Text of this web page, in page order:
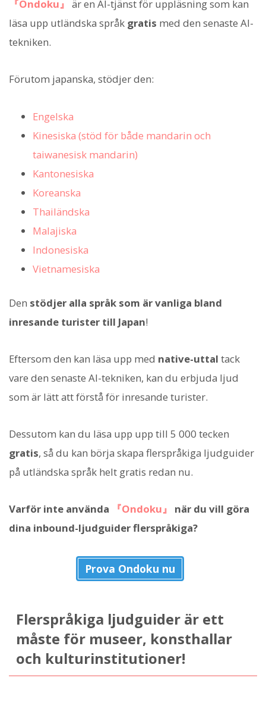
『Ondoku』 är en AI-tjänst för uppläsning som kan
läsa upp utländska språk gratis med den senaste AI-
tekniken.
Förutom japanska, stödjer den:
Engelska
Kinesiska (stöd för både mandarin och
taiwanesisk mandarin)
Kantonesiska
Koreanska
Thailändska
Malajiska
Indonesiska
Vietnamesiska
Den stödjer alla språk som är vanliga bland
inresande turister till Japan!
Eftersom den kan läsa upp med native-uttal tack
vare den senaste AI-tekniken, kan du erbjuda ljud
som är lätt att förstå för inresande turister.
Dessutom kan du läsa upp upp till 5 000 tecken
gratis, så du kan börja skapa flerspråkiga ljudguider
på utländska språk helt gratis redan nu.
Varför inte använda 『Ondoku』
när du vill göra
dina inbound-ljudguider flerspråkiga?
Prova Ondoku nu
Flerspråkiga ljudguider är ett
måste för museer, konsthallar
och kulturinstitutioner!